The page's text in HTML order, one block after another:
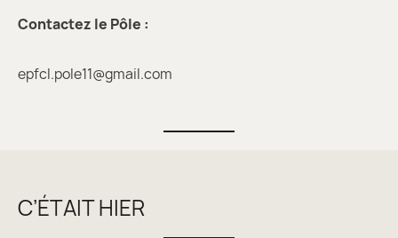
Contactez le Pôle :
epfcl.pole11@gmail.com
C’ÉTAIT HIER